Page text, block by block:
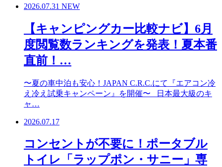
2026.07.31 NEW
【キャンピングカー比較ナビ】6月
度閲覧数ランキングを発表！夏本番
直前！…
〜夏の車中泊も安心！JAPAN C.R.C.にて『エアコン冷
え冷え試乗キャンペーン』を開催〜 日本最大級のキ
ャ…
2026.07.17
コンセントが不要に！ポータブル
トイレ「ラップポン・サニー」専